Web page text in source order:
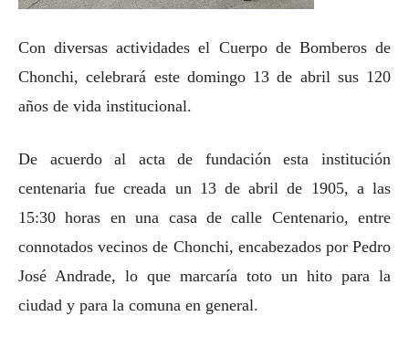
Con diversas actividades el Cuerpo de Bomberos de
Chonchi, celebrará este domingo 13 de abril sus 120
años de vida institucional.
De acuerdo al acta de fundación esta institución
centenaria fue creada un 13 de abril de 1905, a las
15:30 horas en una casa de calle Centenario, entre
connotados vecinos de Chonchi, encabezados por Pedro
José Andrade, lo que marcaría toto un hito para la
ciudad y para la comuna en general.